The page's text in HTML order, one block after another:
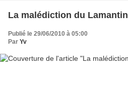
La malédiction du Lamantin
Publié le 29/06/2010 à 05:00
Par Yv